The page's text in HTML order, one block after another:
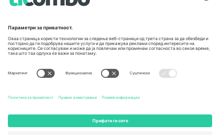
Канцеларии и поддршка
Germany
Unter den Linden 24, 10117
Berlin, Germany
167 City Road, London, Greater
London, EC1V 1AW, United
131 Continental Dr, Suite 305,
States
Dorfstrasse 52a, 6390